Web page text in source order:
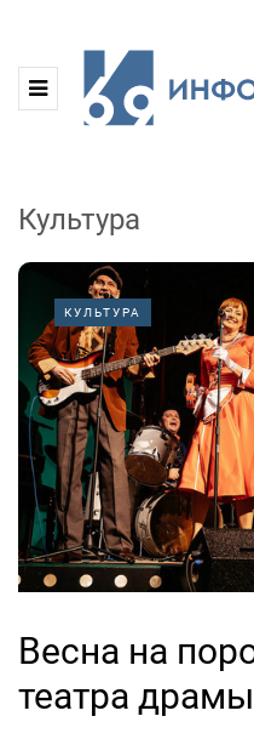
Культура
КУЛЬТУРА
Весна на
театра драмы